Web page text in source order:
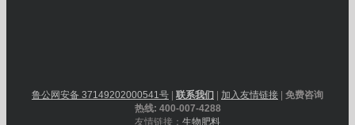
鲁公网安备 37149202000541号 联系我们 加入友情链接
免费咨询
热线: 400-007-4288
友情链接： 生物肥料